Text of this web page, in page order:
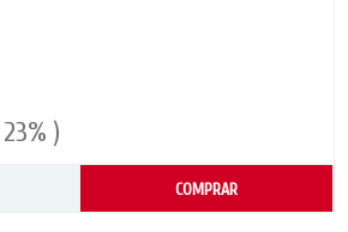
)
COMPRAR